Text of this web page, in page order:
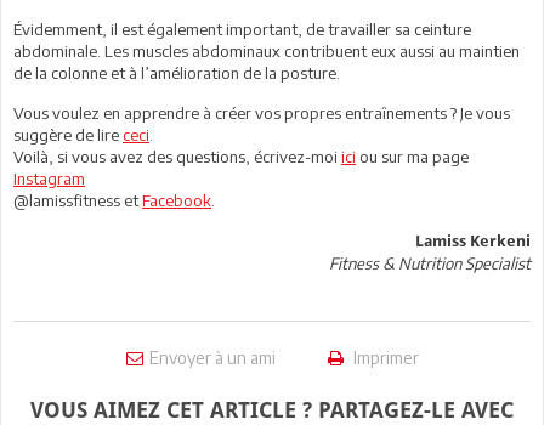
Évidemment, il est également important, de travailler sa ceinture
abdominale. Les muscles abdominaux contribuent eux aussi au maintien
de la colonne et à l’amélioration de la posture.
Vous voulez en apprendre à créer vos propres entraînements ? Je vous
suggère de lirececi
Voilà, si vous avez des questions, écrivez-moi ici ou sur ma page
Instagram
@lamissfitness etFacebook
Lamiss Kerkeni
Fitness & Nutrition Specialist
Envoyer à un ami Imprimer
VOUS AIMEZ CET ARTICLE ? PARTAGEZ-LE AVEC